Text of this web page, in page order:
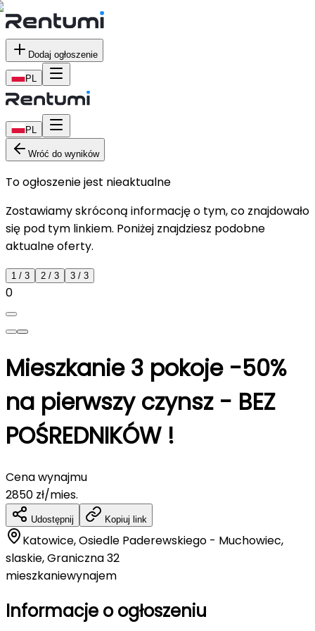
Dodaj ogłoszenie
PL
PL
Wróć do wyników
To ogłoszenie jest nieaktualne
Zostawiamy skróconą informację o tym, co znajdowało
się pod tym linkiem. Poniżej znajdziesz podobne
aktualne oferty.
1 / 3 2 / 3 3 / 3
0
Mieszkanie 3 pokoje -50%
na pierwszy czynsz - BEZ
POŚREDNIKÓW !
Cena wynajmu
2850 zł/mies.
Udostępnij Kopiuj link
Katowice, Osiedle Paderewskiego - Muchowiec,
slaskie, Graniczna 32
mieszkaniewynajem
Informacje o ogłoszeniu